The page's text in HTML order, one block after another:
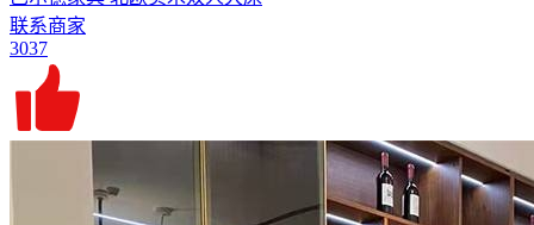
联系商家
3037